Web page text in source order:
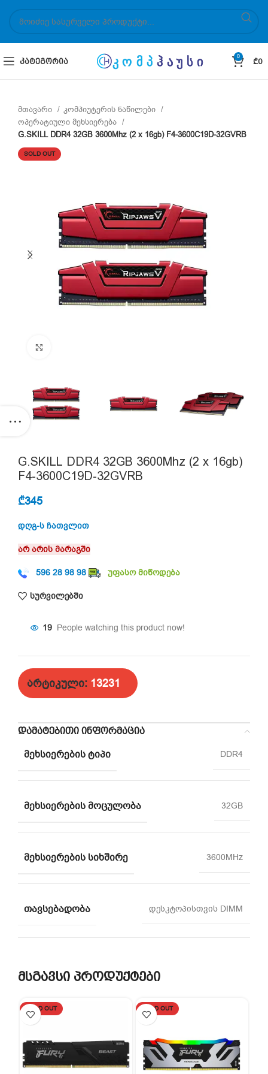
ᲙᲐᲢᲔᲒᲝᲠᲘᲐ
0
₾0
მთავარი
კომპიუტერის ნაწილები
ოპერატიული მეხსიერება
G.SKILL DDR4 32GB 3600Mhz (2 x 16gb) F4-3600C19D-32GVRB
SOLD OUT
G.SKILL DDR4 32GB 3600Mhz (2 x 16gb)
F4-3600C19D-32GVRB
₾345
დღგ-ს ჩათვლით
არ არის მარაგში
596 28 98 98 უფასო მიწოდება
სურვილებში
19 People watching this product now!
არტიკული: 13231
ᲓᲐᲛᲐᲢᲔᲑᲘᲗᲘ ᲘᲜᲤᲝᲠᲛᲐᲪᲘᲐ
ᲛᲔᲮᲡᲘᲔᲠᲔᲑᲘᲡ ᲢᲘᲞᲘ DDR4
ᲛᲔᲮᲡᲘᲔᲠᲔᲑᲘᲡ ᲛᲝᲪᲣᲚᲝᲑᲐ 32GB
ᲛᲔᲮᲡᲘᲔᲠᲔᲑᲘᲡ ᲡᲘᲮᲨᲘᲠᲔ 3600MHz
ᲗᲐᲕᲡᲔᲑᲐᲓᲝᲑᲐ დესკტოპისთვის DIMM
მსგავსი პროდუქტები
SOLD OUT SOLD OUT